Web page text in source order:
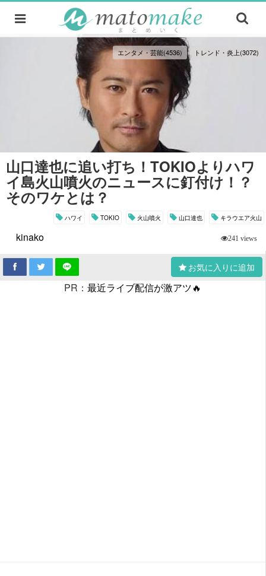
エンタメ・芸能(4536) トレンド・炎上(3072)
山口達也に追い打ち！TOKIOよりハワ
イ島火山噴火のニュースに釘付け！？
そのワケとは？
ハワイ TOKIO 火山噴火 山口達也 キラウエア火山
kinako 241 views
お気に入りに追加
PR： 最近ライブ配信が激アツ🔥